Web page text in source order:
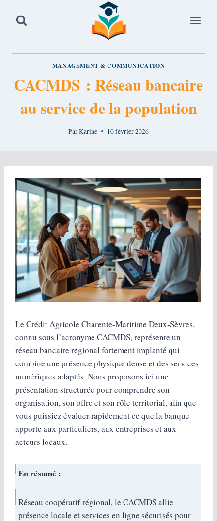
MANAGEMENT & COMMUNICATION
CACMDS : Réseau bancaire
au service de la population
ParKarine 10 février 2026
Le Crédit Agricole Charente-Maritime Deux-Sèvres,
connu sous l’acronyme CACMDS, représente un
réseau bancaire régional fortement implanté qui
combine une présence physique dense et des services
numériques adaptés. Nous proposons ici une
présentation structurée pour comprendre son
organisation, son offre et son rôle territorial, afin que
vous puissiez évaluer rapidement ce que la banque
apporte aux particuliers, aux entreprises et aux
acteurs locaux.
En résumé :
Réseau coopératif régional, le CACMDS allie
présence locale et services en ligne sécurisés pour